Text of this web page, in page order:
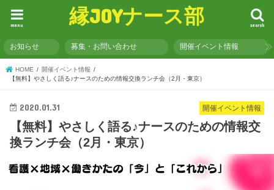
縁JOYナース部 search
menu
お知らせ 募集・お問い合わせ 開催イベント情報
HOME
開催イベント情報
【無料】やさしく語る♪ナースのための情報交換ランチ会（2月・東京）
開催イベント情報
2020.01.31
【無料】やさしく語る♪ナースのための情報交
換ランチ会（2月・東京）